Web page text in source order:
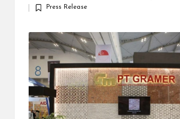
by Posted
Press Release